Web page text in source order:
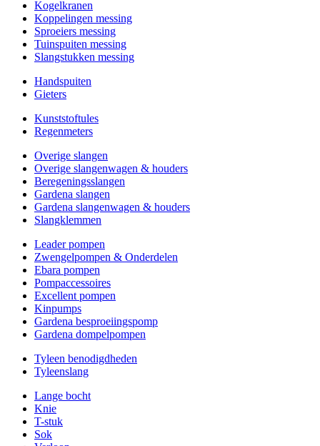
Kogelkranen
Koppelingen messing
Sproeiers messing
Tuinspuiten messing
Slangstukken messing
Handspuiten
Gieters
Kunststoftules
Regenmeters
Overige slangen
Overige slangenwagen & houders
Beregeningsslangen
Gardena slangen
Gardena slangenwagen & houders
Slangklemmen
Leader pompen
Zwengelpompen & Onderdelen
Ebara pompen
Pompaccessoires
Excellent pompen
Kinpumps
Gardena besproeiingspomp
Gardena dompelpompen
Tyleen benodigdheden
Tyleenslang
Lange bocht
Knie
T-stuk
Sok